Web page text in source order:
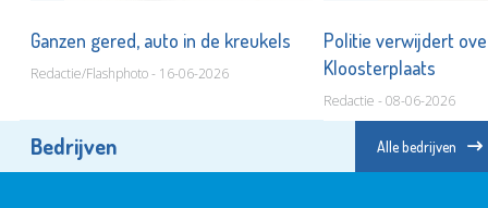
Ganzen gered, auto in de kreukels
Redactie/Flashphoto - 16-06-2026
Politie verwijdert
Kloosterplaats
Redactie - 08-06-2026
Bedrijven Alle bedrijven